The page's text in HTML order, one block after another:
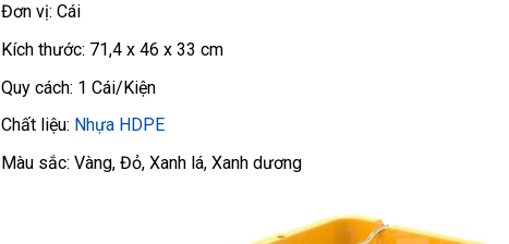
Đơn vị: Cái
Kích thước: 71,4 x 46 x 33 cm
Quy cách: 1 Cái/Kiện
Chất liệu: Nhựa HDPE
Màu sắc: Vàng, Đỏ, Xanh lá, Xanh dương